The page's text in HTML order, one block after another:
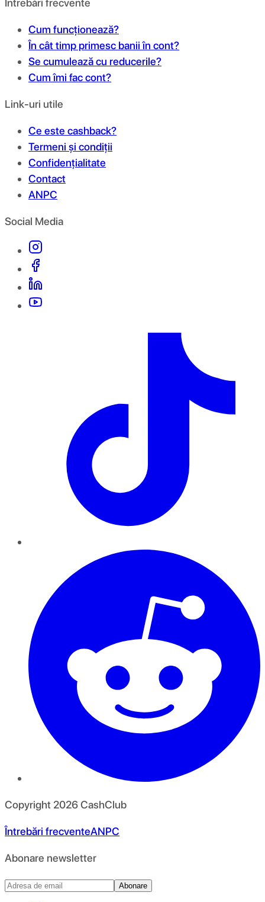
Întrebări frecvente
Cum funcționează?
În cât timp primesc banii în cont?
Se cumulează cu reducerile?
Cum îmi fac cont?
Link-uri utile
Ce este cashback?
Termeni și condiții
Confidențialitate
Contact
ANPC
Social Media
Copyright 2026CashClub
Întrebări frecventeANPC
Abonare newsletter
Abonare